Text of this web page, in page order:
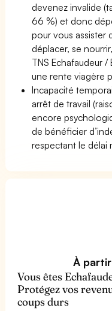
devenez invalide
66 %) et donc
pour vous assister
déplacer, se
TNS Echafaudeur
une rente viagère
Incapacité
arrêt de travail
encore
de bénéficier
respectant le délai
À
Vous êtes
Protégez vos
coups durs